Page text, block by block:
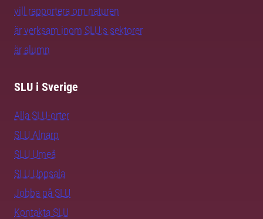
vill rapportera om naturen
är verksam inom SLU:s sektorer
är alumn
SLU i Sverige
Alla SLU-orter
SLU Alnarp
SLU Umeå
SLU Uppsala
Jobba på SLU
Kontakta SLU